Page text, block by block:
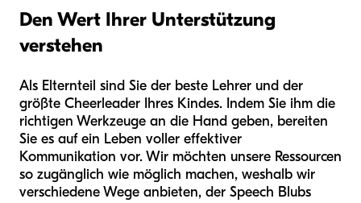
Den Wert Ihrer Unterstützung
verstehen
Als Elternteil sind Sie der beste Lehrer und der
größte Cheerleader Ihres Kindes. Indem Sie ihm die
richtigen Werkzeuge an die Hand geben, bereiten
Sie es auf ein Leben voller effektiver
Kommunikation vor. Wir möchten unsere Ressourcen
so zugänglich wie möglich machen, weshalb wir
verschiedene Wege anbieten, der Speech Blubs